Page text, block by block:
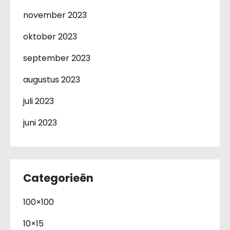
november 2023
oktober 2023
september 2023
augustus 2023
juli 2023
juni 2023
Categorieën
100×100
10×15